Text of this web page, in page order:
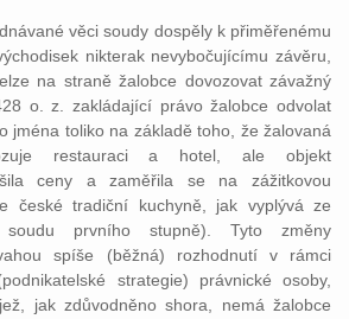
věci soudy dospěly k přiměřenému
nikterak nevybočujícímu závěru,
na straně žalobce dovozovat závažný
o. z. zakládající právo žalobce odvolat
jména toliko na základě toho, že žalovaná
restauraci a hotel, ale objekt
ceny a zaměřila se na zážitkovou
české tradiční kuchyně, jak vyplývá ze
soudu prvního stupně). Tyto změny
spíše (běžná) rozhodnutí v rámci
strategie) právnické osoby,
jak zdůvodněno shora, nemá žalobce